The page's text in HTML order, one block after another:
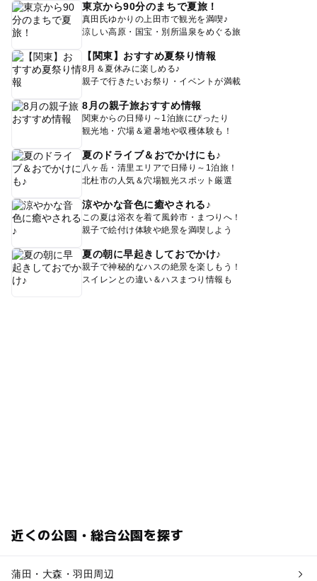
東京から90分のまちで夏旅！
真田氏ゆかりの上田市で観光を満喫♪
涼しい高原・国宝・別所温泉をめぐる旅
【関東】おすすめ夏祭り情報
8月＆夏休みに楽しめる♪
親子で行きたいお祭り・イベントが満載
8月の親子旅おすすめ情報
関東からの日帰り～1泊旅にぴったり
観光地・穴場＆避暑地や収穫体験も！
夏のドライブ＆おでかけにも♪
八ヶ岳・清里エリアで日帰り～1泊旅！
北杜市の人気＆穴場観光スポット厳選
涼やかな音色に癒やされる♪
この夏は浴衣を着て風鈴市・まつりへ！
親子で絵付け体験や絶景を満喫しよう
夏の朝に早起きしておでかけ♪
親子で神秘的なハスの絶景を楽しもう！
スイレンとの違い＆ハスまつり情報も
近くの公園・総合公園を探す
蒲田・大森・羽田周辺